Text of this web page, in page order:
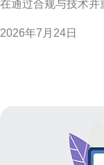
在通过合规与技术并
港机房常见的160开
2026年7月24日